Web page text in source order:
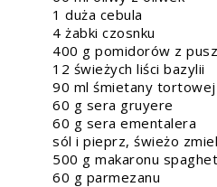
1 duża cebula
4 żabki czosnku
400 g pomidorów z
12 świeżych liści bazylii
90 ml śmietany tortowej
60 g sera gruyere
60 g sera ementalera
sól i pieprz, świeżo
500 g makaronu
60 g parmezanu